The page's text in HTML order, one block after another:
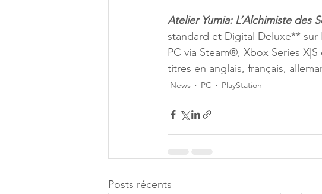
Atelier Yumia: L’Alchimiste des
standard et Digital Deluxe**
PC via Steam®, Xbox Series
titres en anglais, français,
News PC PlayStation
Posts récents